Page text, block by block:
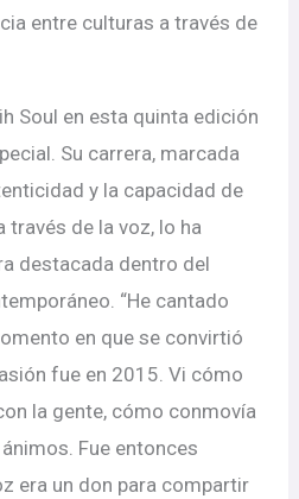
entre culturas a través de
Soul en esta quinta edición
Su carrera, marcada
y la capacidad de
de la voz, lo ha
destacada dentro del
“He cantado
en que se convirtió
fue en 2015. Vi cómo
la gente, cómo conmovía
Fue entonces
era un don para compartir